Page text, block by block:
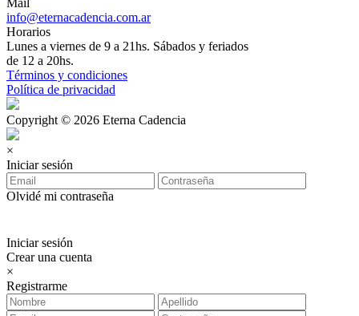
Mail
info@eternacadencia.com.ar
Horarios
Lunes a viernes de 9 a 21hs. Sábados y feriados
de 12 a 20hs.
Términos y condiciones
Política de privacidad
Copyright © 2026 Eterna Cadencia
×
Iniciar sesión
Olvidé mi contraseña
Iniciar sesión
Crear una cuenta
×
Registrarme